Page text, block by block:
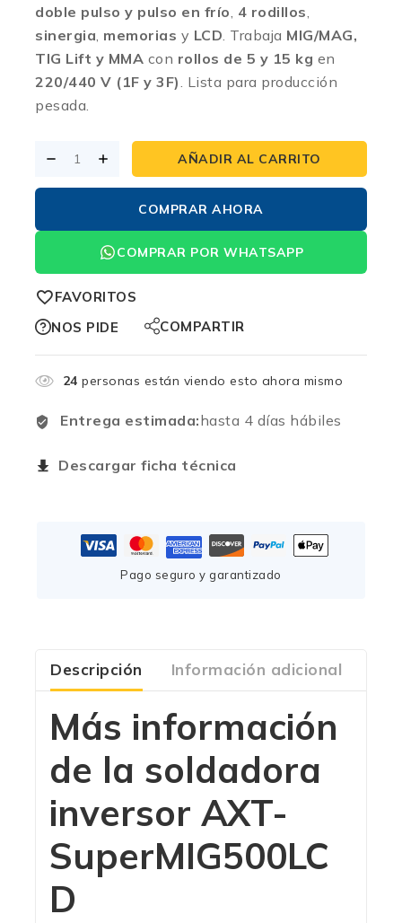
doble pulso y pulso en frío, 4 rodillos,
sinergia, memorias y LCD. Trabaja MIG/MAG,
TIG Lift y MMA con rollos de 5 y 15 kg en
220/440 V (1F y 3F). Lista para producción
pesada.
AÑADIR AL CARRITO
COMPRAR AHORA
COMPRAR POR WHATSAPP
FAVORITOS
NOS PIDE
COMPARTIR
24 personas están viendo esto ahora mismo
Entrega estimada:hasta 4 días hábiles
Descargar ficha técnica
Pago seguro y garantizado
Descripción Información adicional
Más información
de la soldadora
inversor AXT-
SuperMIG500LC
D